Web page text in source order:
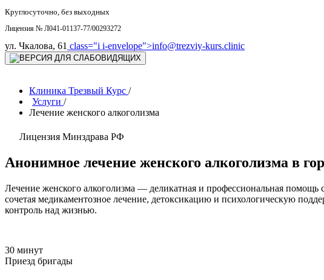
Круглосуточно, без выходных
Лицензия № Л041-01137-77/00293272
ул. Чкалова, 61 class="i i-envelope">info@trezviy-kurs.clinic
Клиника Трезвый Курс /
Услуги /
Лечение женского алкоголизма
Лицензия Минздрава РФ
Анонимное лечение женского алкоголизма в
Лечение женского алкоголизма — деликатная и профессиональная
сочетая медикаментозное лечение, детоксикацию и психологическую
контроль над жизнью.
30 минут
Приезд бригады